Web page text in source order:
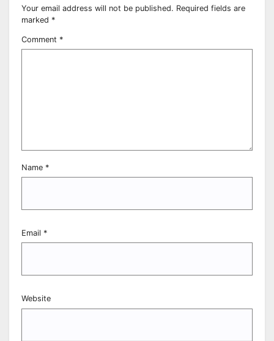
Your email address will not be published. Required fields are
marked *
Comment *
Name *
Email *
Website